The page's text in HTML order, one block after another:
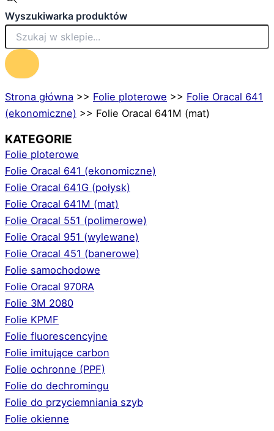
Wyszukiwarka produktów
Strona główna >> Folie ploterowe >> Folie Oracal 641
(ekonomiczne) >> Folie Oracal 641M (mat)
KATEGORIE
Folie ploterowe
Folie Oracal 641 (ekonomiczne)
Folie Oracal 641G (połysk)
Folie Oracal 641M (mat)
Folie Oracal 551 (polimerowe)
Folie Oracal 951 (wylewane)
Folie Oracal 451 (banerowe)
Folie samochodowe
Folie Oracal 970RA
Folie 3M 2080
Folie KPMF
Folie fluorescencyjne
Folie imitujące carbon
Folie ochronne (PPF)
Folie do dechromingu
Folie do przyciemniania szyb
Folie okienne